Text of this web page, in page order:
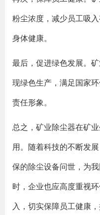
粉尘浓度，减少员工吸
身体健康。
最后，促进绿色发展。
现绿色生产，满足国家
责任形象。
总之，矿业除尘器在矿
用。随着科技的不断发
保的除尘设备问世，为
时，企业也应高度重视
入，切实保障员工健康